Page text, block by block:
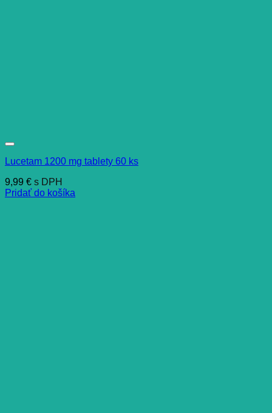
Lucetam 1200 mg tablety 60 ks
9,99 € s DPH
Pridať do košíka